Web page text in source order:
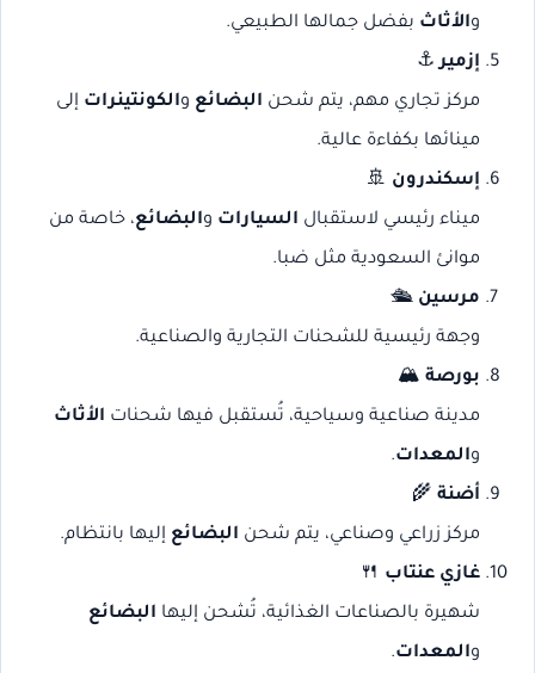
والأثاث بفضل جمالها الطبيعي.
إزمير⚓
مركز تجاري مهم، يتم شحن البضائع والكونتينرات إلى
مينائها بكفاءة عالية.
إسكندرون 🚢
ميناء رئيسي لاستقبال السيارات والبضائع، خاصة من
موانئ السعودية مثل ضبا.
مرسين 🛳️
وجهة رئيسية للشحنات التجارية والصناعية.
بورصة🏔️
مدينة صناعية وسياحية، تُستقبل فيها شحنات الأثاث
والمعدات.
أضنة🌾
مركز زراعي وصناعي، يتم شحن البضائع إليها بانتظام.
غازي عنتاب 🍴
شهيرة بالصناعات الغذائية، تُشحن إليها البضائع
والمعدات.